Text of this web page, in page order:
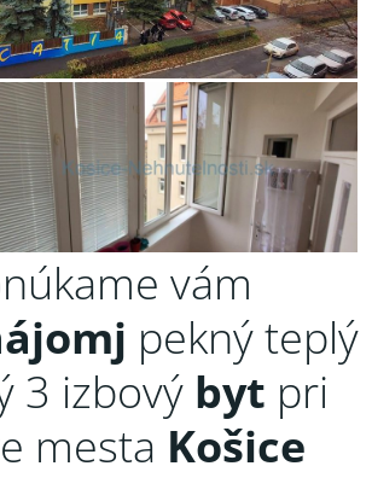
vám
pekný teplý
3 izbový byt pri
mesta Košice